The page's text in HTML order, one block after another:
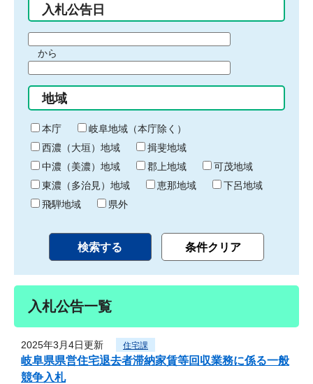
入札公告日
間
始
り
から
間
終
わ
り
地域
本庁
岐阜地域（本庁除く）
西濃（大垣）地域
揖斐地域
中濃（美濃）地域
郡上地域
可茂地域
東濃（多治見）地域
恵那地域
下呂地域
飛騨地域
県外
入札公告一覧
2025年3月4日更新 住宅課
岐阜県県営住宅退去者滞納家賃等回収業務に係る一般
競争入札